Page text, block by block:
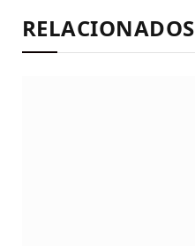
RELACIONADOS